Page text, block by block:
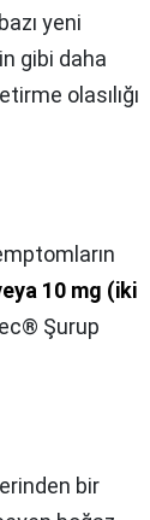
yeni
gibi daha
olasılığı
10 mg (iki
Şurup
bir